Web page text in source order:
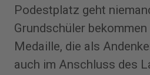
Podestplatz geht
Grundschüler
Medaille, die als
auch im Anschluss des